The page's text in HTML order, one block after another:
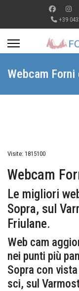
+39
Webcam
Visite: 1815100
Webcam
Le migliori
Sopra, sul
Friulane.
Web cam
nei punti più
Sopra con
sci, sul